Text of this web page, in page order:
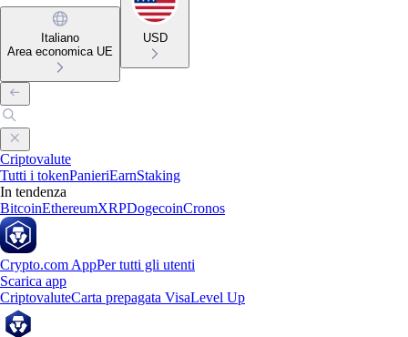
Italiano
Area economica UE
USD
Criptovalute
Tutti i tokenPanieriEarnStaking
In tendenza
BitcoinEthereumXRPDogecoinCronos
Crypto.com AppPer tutti gli utenti
Scarica app
CriptovaluteCarta prepagata VisaLevel Up